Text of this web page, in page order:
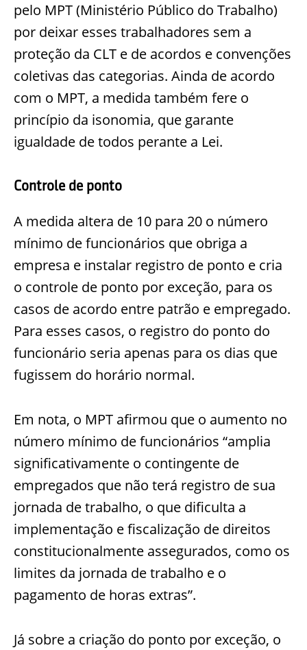
pelo MPT (Ministério Público do Trabalho)
por deixar esses trabalhadores sem a
proteção da CLT e de acordos e convenções
coletivas das categorias. Ainda de acordo
com o MPT, a medida também fere o
princípio da isonomia, que garante
igualdade de todos perante a Lei.
Controle de ponto
A medida altera de 10 para 20 o número
mínimo de funcionários que obriga a
empresa e instalar registro de ponto e cria
o controle de ponto por exceção, para os
casos de acordo entre patrão e empregado.
Para esses casos, o registro do ponto do
funcionário seria apenas para os dias que
fugissem do horário normal.
Em nota, o MPT afirmou que o aumento no
número mínimo de funcionários “amplia
significativamente o contingente de
empregados que não terá registro de sua
jornada de trabalho, o que dificulta a
implementação e fiscalização de direitos
constitucionalmente assegurados, como os
limites da jornada de trabalho e o
pagamento de horas extras”.
Já sobre a criação do ponto por exceção, o